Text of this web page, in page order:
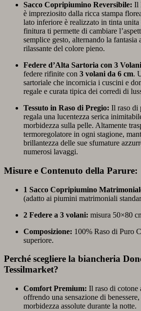
Sacco Copripiumino Reversibile: Il
è impreziosito dalla ricca stampa
lato inferiore è realizzato in tinta unita
finitura ti permette di cambiare
semplice gesto, alternando la fantasia
rilassante del colore pieno.
Federe d’Alta Sartoria con 3
federe rifinite con 3 volani da 6 cm.
sartoriale che incornicia i cuscini e
regale e curata tipica dei corredi di
Tessuto in Raso di Pregio: Il raso di
regala una lucentezza serica
morbidezza sulla pelle. Altamente
termoregolatore in ogni stagione,
brillantezza delle sue sfumature
numerosi lavaggi.
Misure e Contenuto della Parure:
1 Sacco Copripiumino
(adatto ai piumini matrimoniali
2 Federe a 3 volani: misura 50×80
Composizione: 100% Raso di Puro
superiore.
Perché scegliere la biancheria
Tessilmarket?
Comfort Premium: Il raso di cotone
offrendo una sensazione di
morbidezza assolute durante la notte.